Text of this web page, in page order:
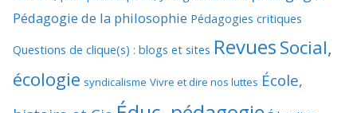
Pédagogie de la philosophie Pédagogies critiques
Questions de clique(s) : blogs et sites RevuesSocial,
écologie syndicalisme Vivre et dire nos luttes École,